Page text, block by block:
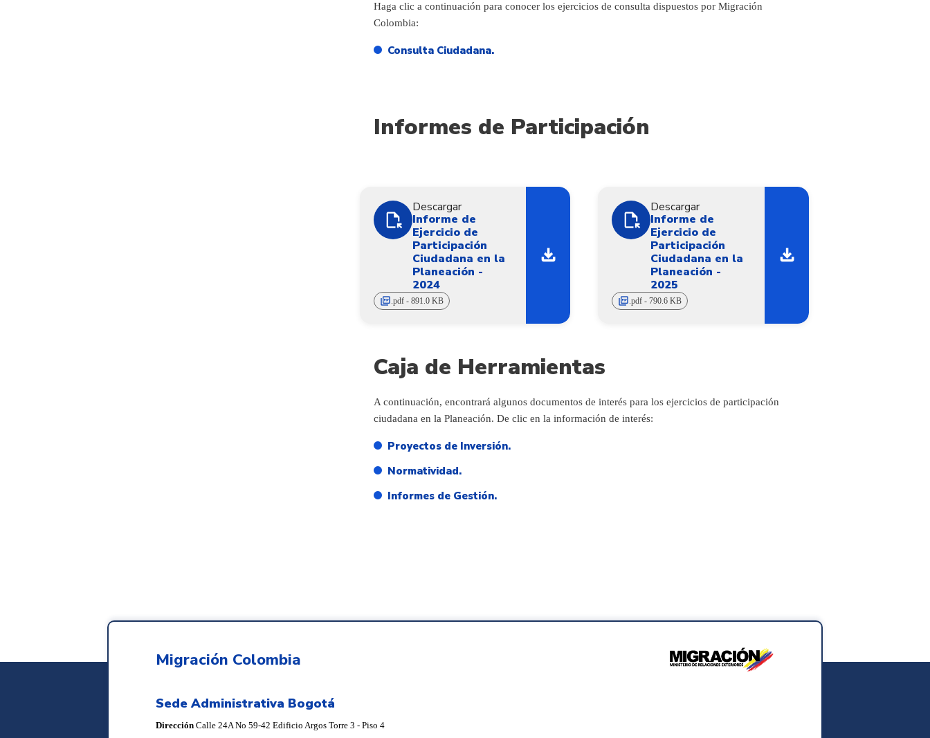
Haga clic a continuación para conocer los ejercicios de consulta dispuestos por Migración
Colombia:
Consulta Ciudadana.
Informes de Participación
file_open
Descargar
Informe de
Ejercicio de
Participación
Ciudadana en la
Planeación -
2024
picture_as_pdf.pdf - 891.0 KB
download
file_open
Descargar
Informe de
Ejercicio de
Participación
Ciudadana en la
Planeación -
2025
picture_as_pdf.pdf - 790.6 KB
download
Caja de Herramientas
A continuación, encontrará algunos documentos de interés para los ejercicios de participación
ciudadana en la Planeación. De clic en la información de interés:
Proyectos de Inversión.
Normatividad.
Informes de Gestión.
Migración Colombia
Sede Administrativa Bogotá
DirecciónCalle 24A No 59-42 Edificio Argos Torre 3 - Piso 4